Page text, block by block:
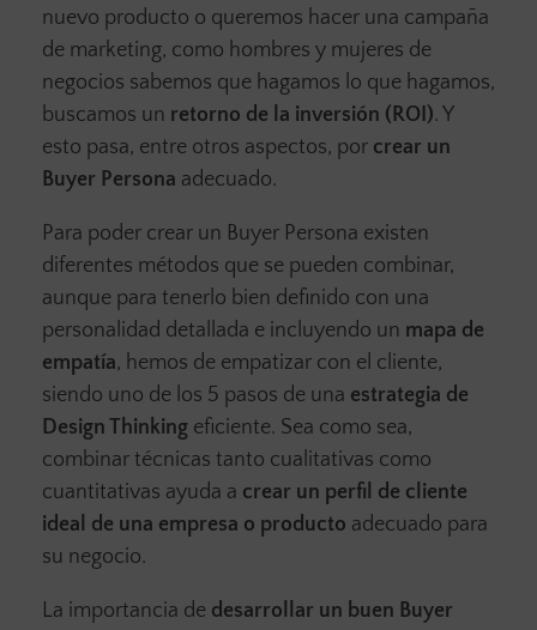
nuevo producto o queremos hacer una campaña
de marketing, como hombres y mujeres de
negocios sabemos que hagamos lo que hagamos,
buscamos un retorno de la inversión (ROI). Y
esto pasa, entre otros aspectos, por crear un
Buyer Persona adecuado.
Para poder crear un Buyer Persona existen
diferentes métodos que se pueden combinar,
aunque para tenerlo bien definido con una
personalidad detallada e incluyendo un mapa de
empatía, hemos de empatizar con el cliente,
siendo uno de los 5 pasos de una estrategia de
Design Thinking eficiente. Sea como sea,
combinar técnicas tanto cualitativas como
cuantitativas ayuda a crear un perfil de cliente
ideal de una empresa o producto adecuado para
su negocio.
La importancia de desarrollar un buen Buyer